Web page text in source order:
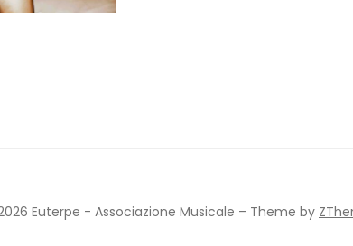
Euterpe - Associazione Musicale – Theme by